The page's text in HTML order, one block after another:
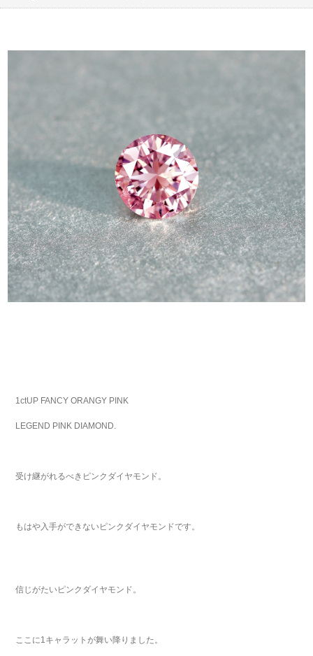
1ctUP FANCY ORANGY PINK
LEGEND PINK DIAMOND.
受け継がれるべきピンクダイヤモンド。
もはや入手ができないピンクダイヤモンドです。
信じがたいピンクダイヤモンド。
ここに1キャラットが舞い降りました。